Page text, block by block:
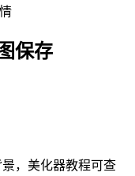
保存
，美化器教程可查